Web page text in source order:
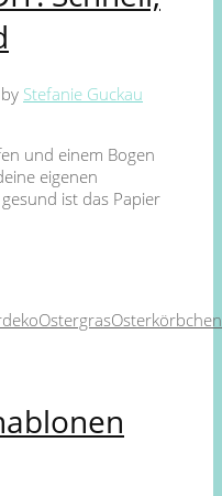
by Stefanie Guckau
und einem Bogen
eigenen
ist das Papier
OstergrasOsterkörbchen